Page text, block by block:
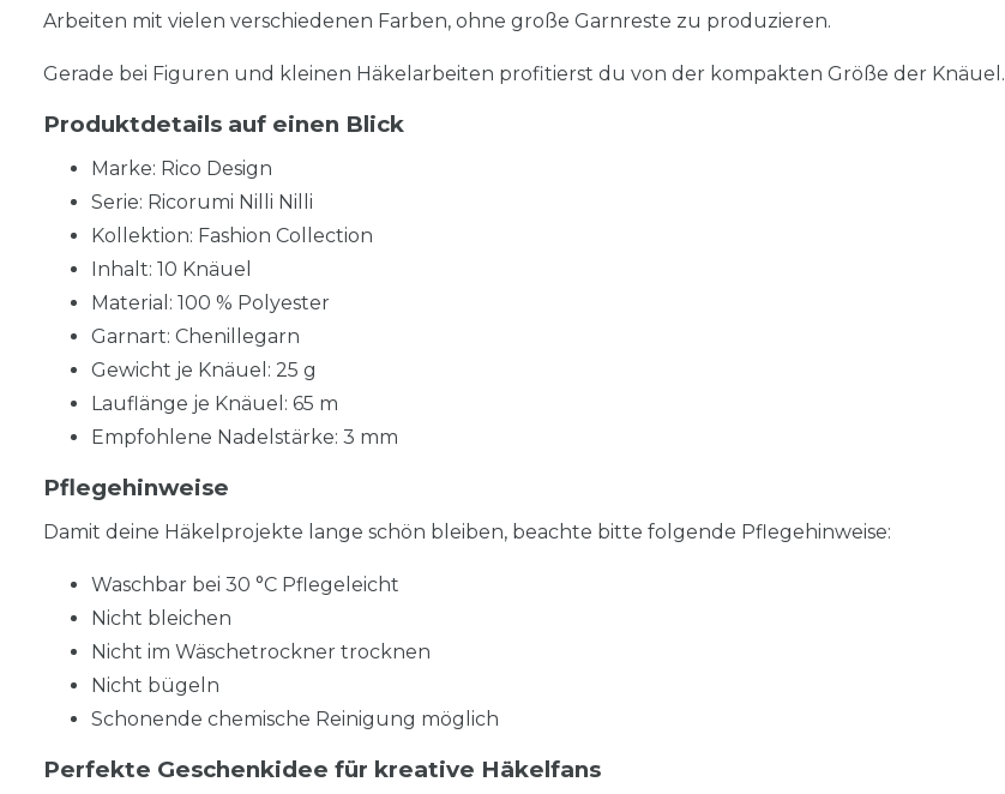
Arbeiten mit vielen verschiedenen Farben, ohne große Garnreste zu produzieren.
Gerade bei Figuren und kleinen Häkelarbeiten profitierst du von der kompakten Größe der Knäuel.
Produktdetails auf einen Blick
Marke: Rico Design
Serie: Ricorumi Nilli Nilli
Kollektion: Fashion Collection
Inhalt: 10 Knäuel
Material: 100 % Polyester
Garnart: Chenillegarn
Gewicht je Knäuel: 25 g
Lauflänge je Knäuel: 65 m
Empfohlene Nadelstärke: 3 mm
Pflegehinweise
Damit deine Häkelprojekte lange schön bleiben, beachte bitte folgende Pflegehinweise:
Waschbar bei 30 °C Pflegeleicht
Nicht bleichen
Nicht im Wäschetrockner trocknen
Nicht bügeln
Schonende chemische Reinigung möglich
Perfekte Geschenkidee für kreative Häkelfans